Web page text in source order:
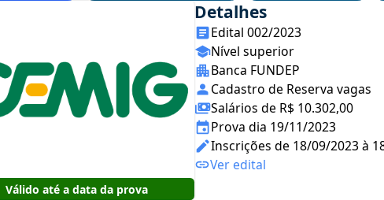
Válido até a data da prova
Detalhes
Edital 002/2023
Nível superior
Banca FUNDEP
Cadastro de Reserva vagas
Salários de R$ 10.302,00
Prova dia 19/11/2023
Inscrições de 18/09/2023 à
Ver edital